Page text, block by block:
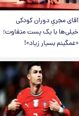
آقای مجریِ دوران کودکی
خیلی‌ها با یک پست متفاوت؛
«غمگینم بسیار زیاد»!